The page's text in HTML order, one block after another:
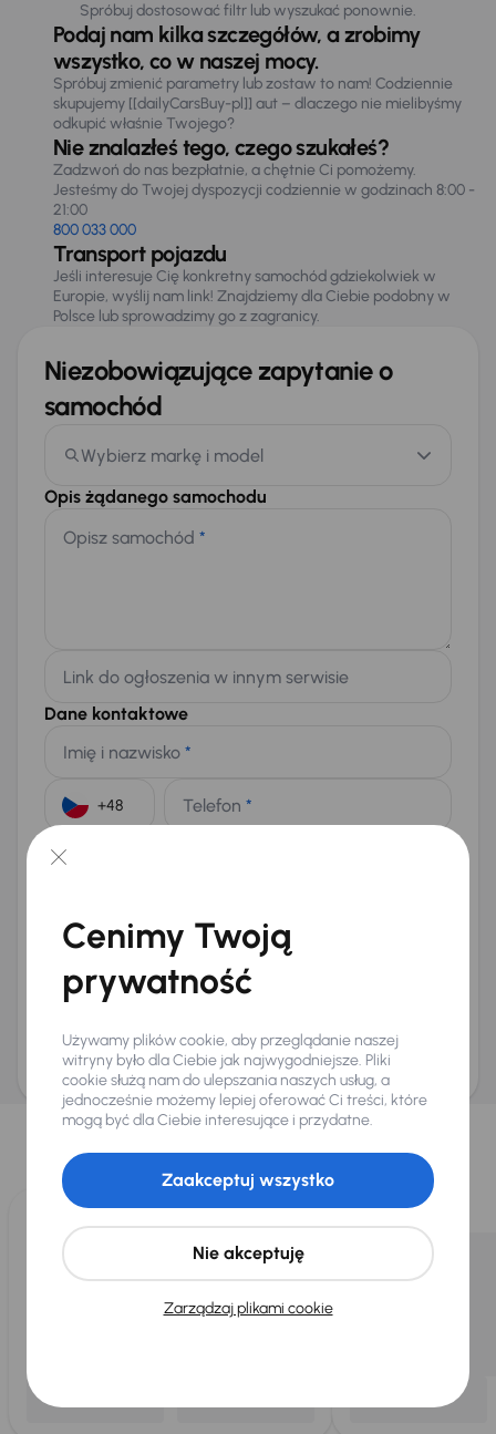
Spróbuj dostosować filtr lub wyszukać ponownie.
Podaj nam kilka szczegółów, a zrobimy
wszystko, co w naszej mocy.
Spróbuj zmienić parametry lub zostaw to nam! Codziennie
skupujemy [[dailyCarsBuy-pl]] aut – dlaczego nie mielibyśmy
odkupić właśnie Twojego?
Nie znalazłeś tego, czego szukałeś?
Zadzwoń do nas bezpłatnie, a chętnie Ci pomożemy.
Jesteśmy do Twojej dyspozycji codziennie w godzinach 8:00 -
21:00
800 033 000
Transport pojazdu
Jeśli interesuje Cię konkretny samochód gdziekolwiek w
Europie, wyślij nam link! Znajdziemy dla Ciebie podobny w
Polsce lub sprowadzimy go z zagranicy.
Niezobowiązujące zapytanie o
samochód
Wybierz markę i model
Opis żądanego samochodu
Opisz samochód *
Link do ogłoszenia w innym serwisie
Dane kontaktowe
Imię i nazwisko *
Telefon *
E-mail
Na numer telefonu (opcjonalnie)
Wyślij zapytanie
ani zagwarantowaną dostępnością pojazdu. AURES Holdings a.s., z siedzibą
Dopraváků 874/15, Čimice, 184 00 Praga 8, będzie przechowywać i przetwarzać
Twoje dane osobowe zgodnie z zasadami ochrony i przetwarzaniadanych
osobowych
Wybraliśmy dla Ciebie
Wybieramy dla Ciebienajlepsze pojazdyz naszej oferty. Kupimy
dla Ciebiedo 400 pojazdówkażdego dnia.
Cenimy Twoją
prywatność
Używamy plików cookie, aby przeglądanie naszej
witryny było dla Ciebie jak najwygodniejsze. Pliki
cookie służą nam do ulepszania naszych usług, a
jednocześnie możemy lepiej oferować Ci treści, które
mogą być dla Ciebie interesujące i przydatne.
Zarządzaj plikami cookie
Nie akceptuję
Zaakceptuj wszystko